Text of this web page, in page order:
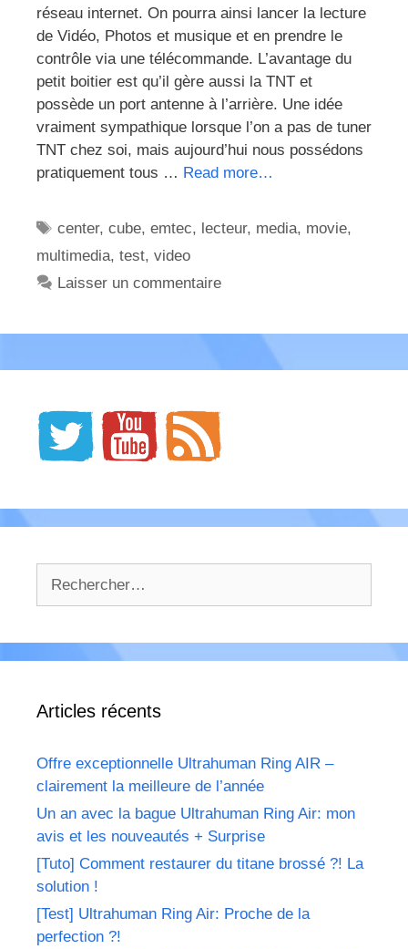
réseau internet. On pourra ainsi lancer la lecture
de Vidéo, Photos et musique et en prendre le
contrôle via une télécommande. L’avantage du
petit boitier est qu’il gère aussi la TNT et
possède un port antenne à l’arrière. Une idée
vraiment sympathique lorsque l’on a pas de tuner
TNT chez soi, mais aujourd’hui nous possédons
pratiquement tous … Read more…
Étiquettes
center,cube,emtec, lecteur, media, movie,
multimedia, test, video
Laisser un commentaire
Articles récents
Offre exceptionnelle Ultrahuman Ring AIR –
clairement la meilleure de l’année
Un an avec la bague Ultrahuman Ring Air: mon
avis et les nouveautés + Surprise
[Tuto] Comment restaurer du titane brossé ?! La
solution !
[Test] Ultrahuman Ring Air: Proche de la
perfection ?!